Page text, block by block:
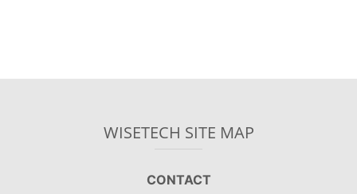
WISETECH SITE MAP
CONTACT